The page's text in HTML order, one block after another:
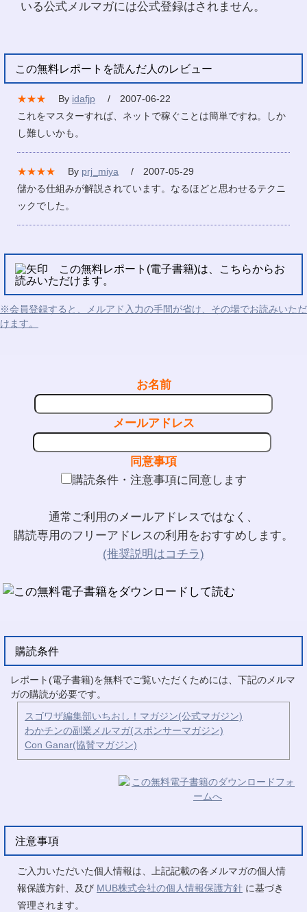
いる公式メルマガには公式登録はされません。
この無料レポートを読んだ人のレビュー
★★★ By idafjp
/ 2007-06-22
これをマスターすれば、ネットで稼ぐことは簡単ですね。しか
し難しいかも。
★★★★ By prj_miya
/ 2007-05-29
儲かる仕組みが解説されています。なるほどと思わせるテクニ
ックでした。
この無料レポート(電子書籍)は、こちらからお
読みいただけます。
※会員登録すると、メルアド入力の手間が省け、その場でお読みいただ
けます。
お名前
メールアドレス
同意事項
購読条件・注意事項に同意します
通常ご利用のメールアドレスではなく、
購読専用のフリーアドレスの利用をおすすめします。
(推奨説明はコチラ)
購読条件
レポート(電子書籍)を無料でご覧いただくためには、下記のメルマ
ガの購読が必要です。
スゴワザ編集部いちおし！マガジン(公式マガジン)
わかチンの副業メルマガ(スポンサーマガジン)
Con Ganar(協賛マガジン)
注意事項
ご入力いただいた個人情報は、上記記載の各メルマガの個人情
報保護方針、及び MUB株式会社の個人情報保護方針 に基づき
管理されます。